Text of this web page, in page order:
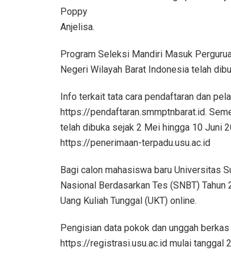
Poppy
Anjelisa.
Program Seleksi Mandiri Masuk
Negeri Wilayah Barat Indonesia telah
Info terkait tata cara pendaftaran dan
https://pendaftaran.smmptnbarat.id.
telah dibuka sejak 2 Mei hingga 10 Juni
https://penerimaan-terpadu.usu.ac.id
Bagi calon mahasiswa baru Universitas
Nasional Berdasarkan Tes (SNBT)
Uang Kuliah Tunggal (UKT) online.
Pengisian data pokok dan unggah
https://registrasi.usu.ac.id mulai tanggal